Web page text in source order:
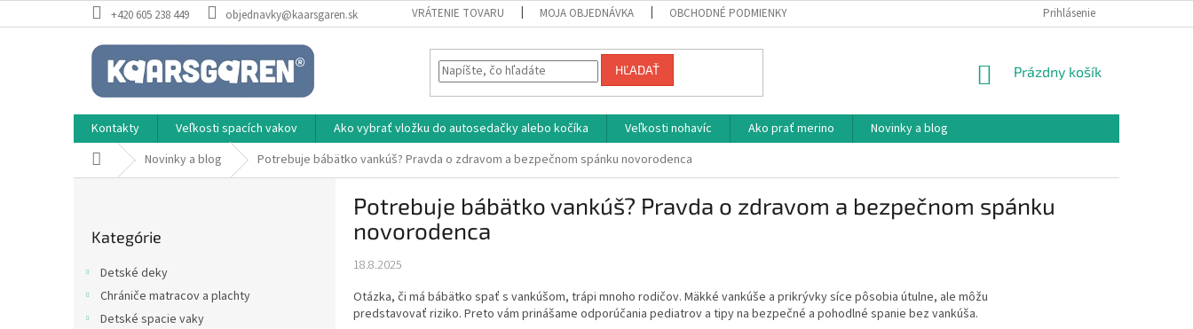
na
+420 605 238 449 objednavky@kaarsgaren.sk VRÁTENIE TOVARU MOJA OBJEDNÁVKA OBCHODNÉ PODMIENKY AKO NAKUPOVAŤ
Prihlásenie
HĽADAŤ
NÁKUPNÝ
Prázdny košík
Kontakty Veľkosti spacích vakov Ako vybrať vložku do autosedačky alebo kočíka Veľkosti nohavíc Ako prať merino
Novinky a blog
DomovNovinky a blog Potrebuje bábätko vankúš? Pravda o zdravom a bezpečnom spánku novorodenca
kategórie
Kategórie
Detské deky
Chrániče matracov a plachty
Detské spacie vaky
Potrebuje bábätko vankúš? Pravda o zdravom a bezpečnom spánku
novorodenca
18.8.2025
Otázka, či má bábätko spať s vankúšom, trápi mnoho rodičov. Mäkké vankúše a prikrývky síce pôsobia útulne, ale môžu
predstavovať riziko. Preto vám prinášame odporúčania pediatrov a tipy na bezpečné a pohodlné spanie bez vankúša.